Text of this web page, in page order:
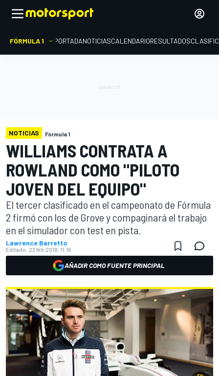
FÓRMULA 1 PORTADANOTICIASCALENDARIORESULTADOS
NOTICIAS Fórmula 1
WILLIAMS CONTRATA A
ROWLAND COMO "PILOTO
JOVEN DEL EQUIPO"
El tercer clasificado en el campeonato de Fórmula
2 firmó con los de Grove y compaginará el trabajo
en el simulador con test en pista.
Lawrence Barretto
Editado: 23 feb 2018, 11:16
AÑADIR COMO FUENTE PRINCIPAL